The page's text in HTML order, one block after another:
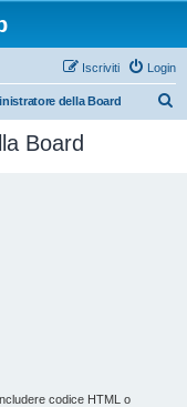
Login
Iscriviti
della Board
Board
codice HTML o